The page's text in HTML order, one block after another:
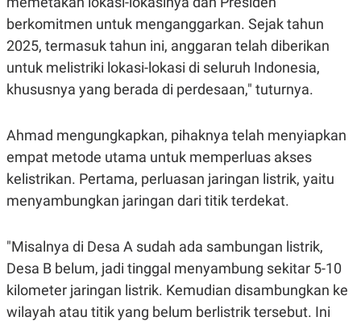
JARINGAN
K
O
N
N
C
A
D
E
P
R
E
R
L
E
A
S
I
D
L
A
N
G
K
I
N
E
berkomitmen untuk menganggarkan. Sejak tahun
2025, termasuk tahun ini, anggaran telah diberikan
untuk melistriki lokasi-lokasi di seluruh Indonesia,
khususnya yang berada di perdesaan," tuturnya.
Ahmad mengungkapkan, pihaknya telah menyiapkan
empat metode utama untuk memperluas akses
kelistrikan. Pertama, perluasan jaringan listrik, yaitu
menyambungkan jaringan dari titik terdekat.
"Misalnya di Desa A sudah ada sambungan listrik,
Desa B belum, jadi tinggal menyambung sekitar 5-10
kilometer jaringan listrik. Kemudian disambungkan ke
wilayah atau titik yang belum berlistrik tersebut. Ini